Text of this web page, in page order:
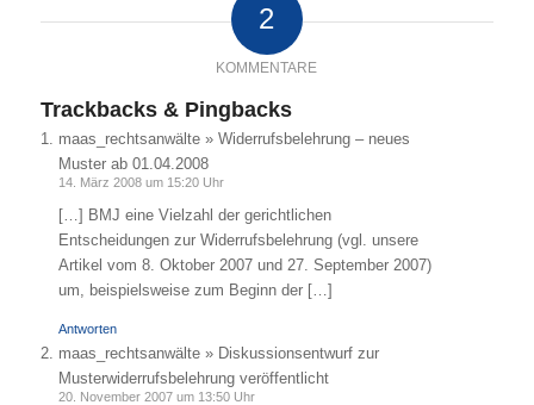
2
KOMMENTARE
Trackbacks & Pingbacks
maas_rechtsanwälte » Widerrufsbelehrung – neues
Muster ab 01.04.2008
14. März 2008 um 15:20 Uhr
[…] BMJ eine Vielzahl der gerichtlichen
Entscheidungen zur Widerrufsbelehrung (vgl. unsere
Artikel vom 8. Oktober 2007 und 27. September 2007)
um, beispielsweise zum Beginn der […]
Antworten
maas_rechtsanwälte » Diskussionsentwurf zur
Musterwiderrufsbelehrung veröffentlicht
20. November 2007 um 13:50 Uhr